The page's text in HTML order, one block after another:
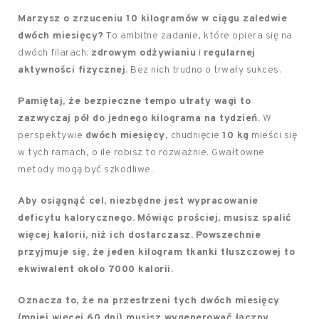
Marzysz o zrzuceniu 10 kilogramów w ciągu zaledwie
dwóch miesięcy? To ambitne zadanie, które opiera się na
dwóch filarach: zdrowym odżywianiu i regularnej
aktywności fizycznej. Bez nich trudno o trwały sukces.
Pamiętaj, że bezpieczne tempo utraty wagi to
zazwyczaj pół do jednego kilograma na tydzień. W
perspektywie dwóch miesięcy, chudnięcie 10 kg mieści się
w tych ramach, o ile robisz to rozważnie. Gwałtowne
metody mogą być szkodliwe.
Aby osiągnąć cel, niezbędne jest wypracowanie
deficytu kalorycznego. Mówiąc prościej, musisz spalić
więcej kalorii, niż ich dostarczasz. Powszechnie
przyjmuje się, że jeden kilogram tkanki tłuszczowej to
ekwiwalent około 7000 kalorii.
Oznacza to, że na przestrzeni tych dwóch miesięcy